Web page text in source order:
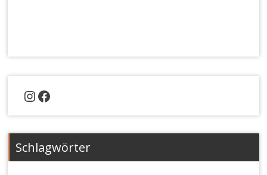
Instagram
Facebook
Schlagwörter